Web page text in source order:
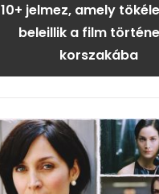
10+ jelmez, amely
beleillik a film
korszakába